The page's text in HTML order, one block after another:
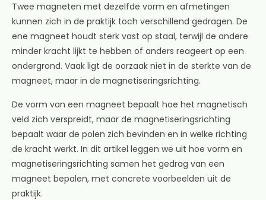
Twee magneten met dezelfde vorm en afmetingen
kunnen zich in de praktijk toch verschillend gedragen. De
ene magneet houdt sterk vast op staal, terwijl de andere
minder kracht lijkt te hebben of anders reageert op een
ondergrond. Vaak ligt de oorzaak niet in de sterkte van de
magneet, maar in de magnetiseringsrichting.
De vorm van een magneet bepaalt hoe het magnetisch
veld zich verspreidt, maar de magnetiseringsrichting
bepaalt waar de polen zich bevinden en in welke richting
de kracht werkt. In dit artikel leggen we uit hoe vorm en
magnetiseringsrichting samen het gedrag van een
magneet bepalen, met concrete voorbeelden uit de
praktijk.